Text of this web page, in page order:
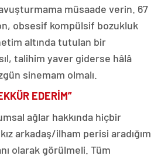
müsaade verin. 67
obsesif kompülsif bozukluk
altında tutulan bir
talihim yaver giderse hâlâ
sinemam olmalı.
EDERİM”
ağlar hakkında hiçbir
arkadaş/ilham perisi aradığım
olarak görülmeli. Tüm